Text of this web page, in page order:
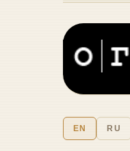
EN RU